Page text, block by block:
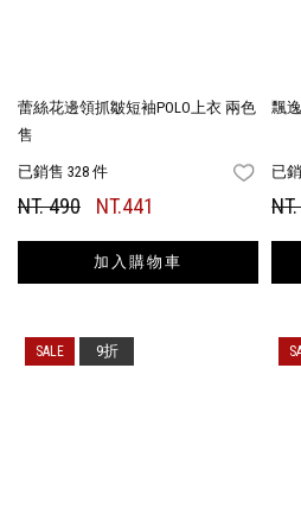
蕾絲花邊領抓皺短袖POLO上衣 兩色
售
已銷售 328 件
NT. 490 NT.441
加入購物車
飄
已
9折